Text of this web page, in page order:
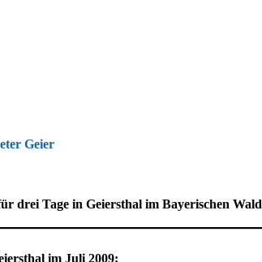
Geier
drei Tage in Geiersthal im Bayerischen Wald
im Juli 2009: